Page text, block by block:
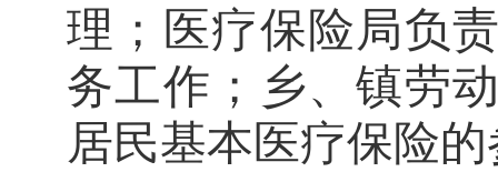
理；医疗保险局负
务工作；乡、镇劳
居民基本医疗保险